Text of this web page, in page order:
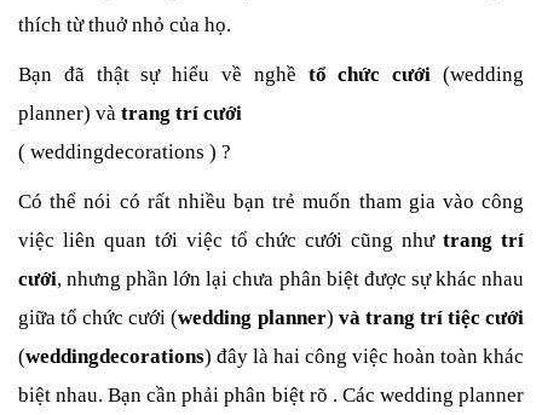
thích từ thuở nhỏ của họ.
Bạn đã thật sự hiểu về nghề tổ chức cưới (wedding
planner) và trang trí cưới
( weddingdecorations ) ?
Có thể nói có rất nhiều bạn trẻ muốn tham gia vào công
việc liên quan tới việc tổ chức cưới cũng nhưtrang trí
cưới, nhưng phần lớn lại chưa phân biệt được sự khác nhau
giữa tổ chức cưới (wedding planner) và trang trí tiệc cưới
(weddingdecorations) đây là hai công việc hoàn toàn khác
biệt nhau. Bạn cần phải phân biệt rõ . Các wedding planner